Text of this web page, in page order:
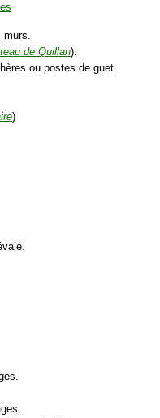
murs.
de Quillan).
ou postes de guet.
)